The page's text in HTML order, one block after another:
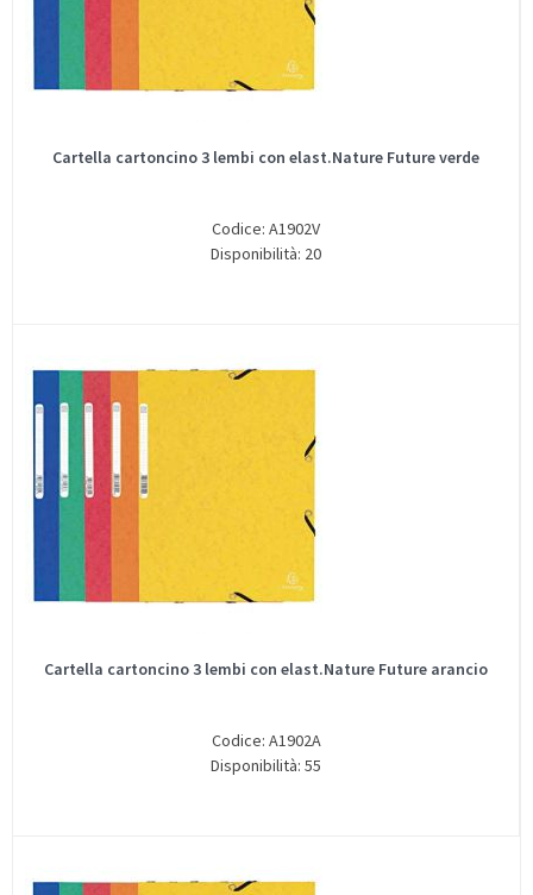
Cartella cartoncino 3 lembi con elast.Nature Future verde
Codice: A1902V
Disponibilità: 20
Cartella cartoncino 3 lembi con elast.Nature Future arancio
Codice: A1902A
Disponibilità: 55